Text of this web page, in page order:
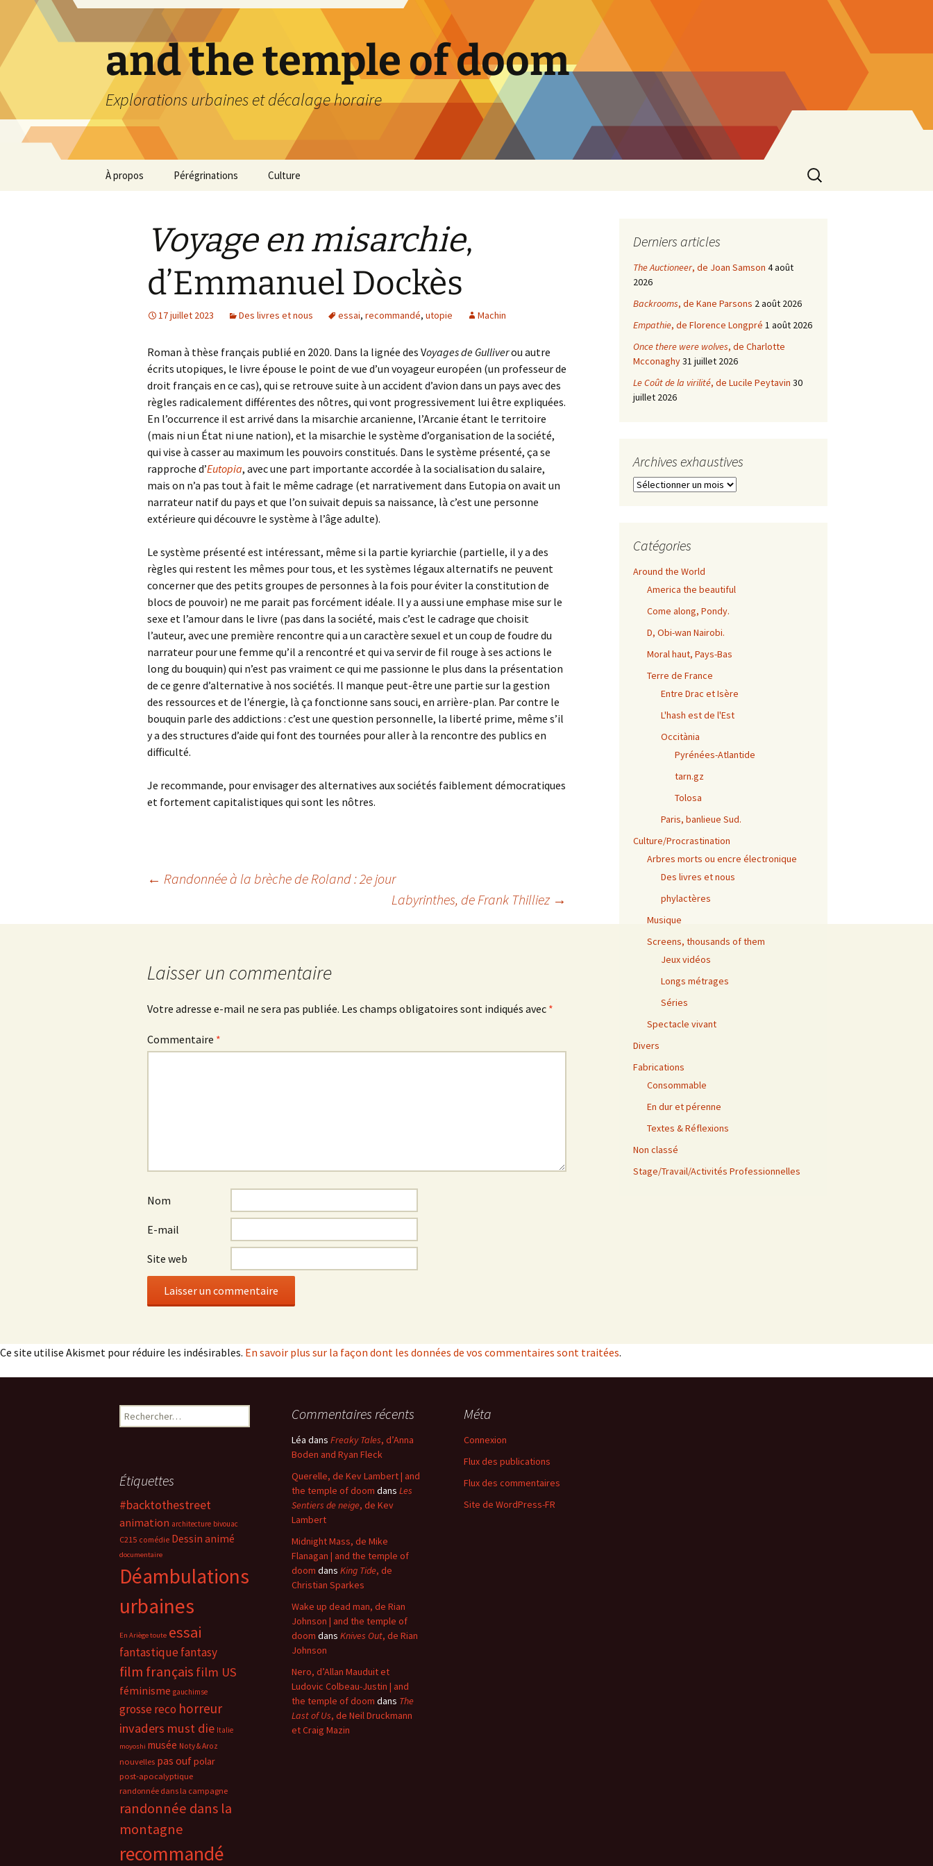
contenu
and the temple of doom
Explorations urbaines et décalage horaire
À propos Pérégrinations Culture
Rechercher :
Voyage en misarchie,
d’Emmanuel Dockès
17 juillet 2023 Des livres et nous essai, recommandé, utopie Machin
Roman à thèse français publié en 2020. Dans la lignée des Voyages de Gulliverou autre
écrits utopiques, le livre épouse le point de vue d’un voyageur européen (un professeur de
droit français en ce cas), qui se retrouve suite à un accident d’avion dans un pays avec des
règles radicalement différentes des nôtres, qui vont progressivement lui être expliquées.
En l’occurrence il est arrivé dans la misarchie arcanienne, l’Arcanie étant le territoire
(mais ni un État ni une nation), et la misarchie le système d’organisation de la société,
qui vise à casser au maximum les pouvoirs constitués. Dans le système présenté, ça se
rapproche d’Eutopia, avec une part importante accordée à la socialisation du salaire,
mais on n’a pas tout à fait le même cadrage (et narrativement dans Eutopia on avait un
narrateur natif du pays et que l’on suivait depuis sa naissance, là c’est une personne
extérieure qui découvre le système à l’âge adulte).
Le système présenté est intéressant, même si la partie kyriarchie (partielle, il y a des
règles qui restent les mêmes pour tous, et les systèmes légaux alternatifs ne peuvent
concerner que des petits groupes de personnes à la fois pour éviter la constitution de
blocs de pouvoir) ne me parait pas forcément idéale. Il y a aussi une emphase mise sur le
sexe et l’amour dans le livre (pas dans la société, mais c’est le cadrage que choisit
l’auteur, avec une première rencontre qui a un caractère sexuel et un coup de foudre du
narrateur pour une femme qu’il a rencontré et qui va servir de fil rouge à ses actions le
long du bouquin) qui n’est pas vraiment ce qui me passionne le plus dans la présentation
de ce genre d’alternative à nos sociétés. Il manque peut-être une partie sur la gestion
des ressources et de l’énergie, là ça fonctionne sans souci, en arrière-plan. Par contre le
bouquin parle des addictions : c’est une question personnelle, la liberté prime, même s’il
y a des structures d’aide qui font des tournées pour aller à la rencontre des publics en
difficulté.
Je recommande, pour envisager des alternatives aux sociétés faiblement démocratiques
et fortement capitalistiques qui sont les nôtres.
Navigation
des
← Randonnée à la brèche de Roland : 2e jour
Labyrinthes, de Frank Thilliez →
Laisser un commentaire
Votre adresse e-mail ne sera pas publiée. Les champs obligatoires sont indiqués avec *
Commentaire *
Nom
E-mail
Site web
Ce site utilise Akismet pour réduire les indésirables. En savoir plus sur la façon dont les données de vos commentaires sont traitées.
Derniers articles
The Auctioneer, de Joan Samson 4 août
2026
Backrooms, de Kane Parsons 2 août 2026
Empathie, de Florence Longpré 1 août 2026
Once there were wolves, de Charlotte
Mcconaghy31 juillet 2026
Le Coût de la virilité, de Lucile Peytavin 30
juillet 2026
Archives exhaustives
Archives
Catégories
Around the World
America the beautiful
Come along, Pondy.
D, Obi-wan Nairobi.
Moral haut, Pays-Bas
Terre de France
Entre Drac et Isère
L'hash est de l'Est
Occitània
Pyrénées-Atlantide
tarn.gz
Tolosa
Paris, banlieue Sud.
Culture/Procrastination
Arbres morts ou encre électronique
Des livres et nous
phylactères
Musique
Screens, thousands of them
Jeux vidéos
Longs métrages
Séries
Spectacle vivant
Divers
Fabrications
Consommable
En dur et pérenne
Textes & Réflexions
Non classé
Stage/Travail/Activités Professionnelles
Rechercher : Commentaires récents
Léa dans Freaky Tales, d’Anna
Boden and Ryan Fleck
Querelle, de Kev Lambert | and
the temple of doom dans Les
Sentiers de neige, de Kev
Lambert
Midnight Mass, de Mike
Flanagan | and the temple of
doom dans King Tide, de
Christian Sparkes
Wake up dead man, de Rian
Johnson | and the temple of
doom dans Knives Out, de Rian
Johnson
Nero, d’Allan Mauduit et
Ludovic Colbeau-Justin | and
the temple of doom dans The
Last of Us, de Neil Druckmann
et Craig Mazin
Méta
Connexion
Flux des publications
Flux des commentaires
Site de WordPress-FR
Étiquettes
#backtothestreet
animation architecture bivouac
C215 comédie Dessin animé
documentaire
Déambulations
urbaines
En Ariège toute essai
fantastiquefantasy
film français film US
féminisme gauchimse
grosse reco horreur
invaders must die Italie
moyoshi musée Noty & Aroz
nouvelles pas oufpolar
post-apocalyptique
randonnée dans la campagne
randonnée dans la
montagne
recommandé